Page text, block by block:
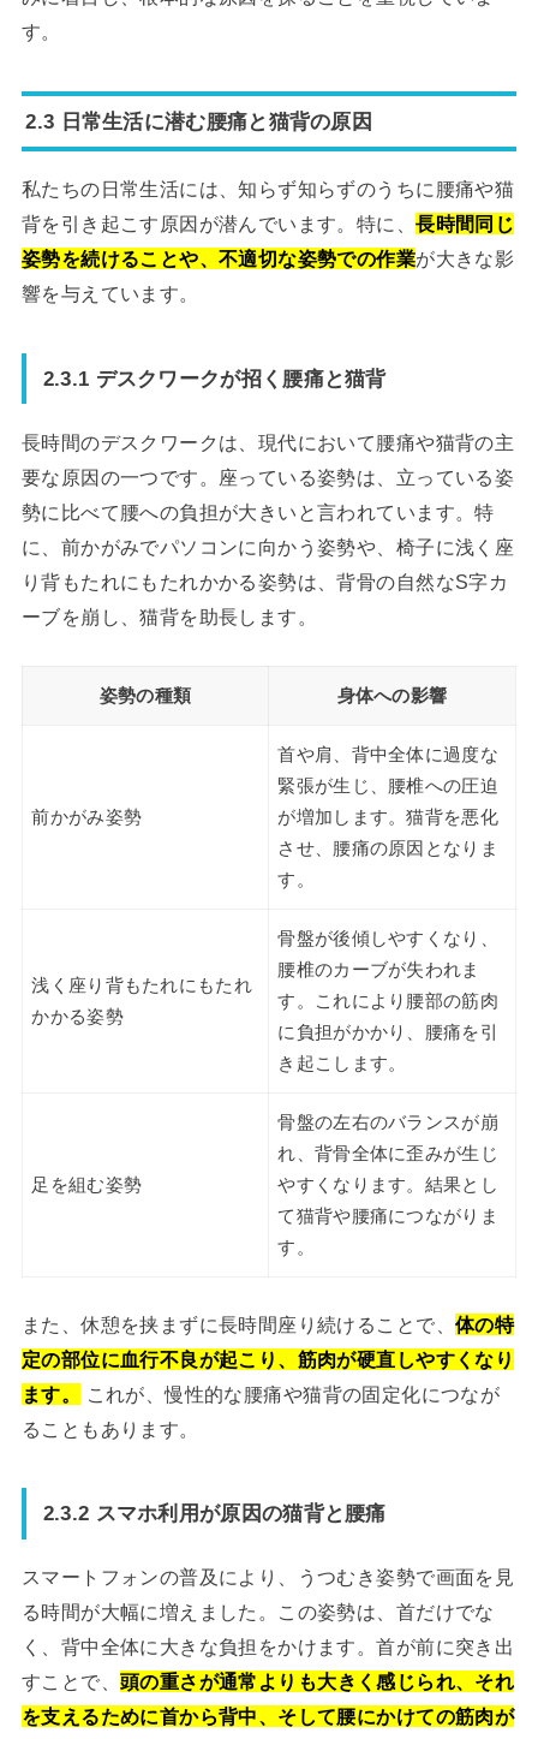
す。
2.3 日常生活に潜む腰痛と猫背の原因
私たちの日常生活には、知らず知らずのうちに腰痛や猫
背を引き起こす原因が潜んでいます。特に、長時間同じ
姿勢を続けることや、不適切な姿勢での作業が大きな影
響を与えています。
2.3.1 デスクワークが招く腰痛と猫背
長時間のデスクワークは、現代において腰痛や猫背の主
要な原因の一つです。座っている姿勢は、立っている姿
勢に比べて腰への負担が大きいと言われています。特
に、前かがみでパソコンに向かう姿勢や、椅子に浅く座
り背もたれにもたれかかる姿勢は、背骨の自然なS字カ
ーブを崩し、猫背を助長します。
姿勢の種類 身体への影響
前かがみ姿勢
首や肩、背中全体に過度な
緊張が生じ、腰椎への圧迫
が増加します。猫背を悪化
させ、腰痛の原因となりま
す。
浅く座り背もたれにもたれ
かかる姿勢
骨盤が後傾しやすくなり、
腰椎のカーブが失われま
す。これにより腰部の筋肉
に負担がかかり、腰痛を引
き起こします。
足を組む姿勢
骨盤の左右のバランスが崩
れ、背骨全体に歪みが生じ
やすくなります。結果とし
て猫背や腰痛につながりま
す。
また、休憩を挟まずに長時間座り続けることで、 体の特
定の部位に血行不良が起こり、筋肉が硬直しやすくなり
ます。
これが、慢性的な腰痛や猫背の固定化につなが
ることもあります。
2.3.2 スマホ利用が原因の猫背と腰痛
スマートフォンの普及により、うつむき姿勢で画面を見
る時間が大幅に増えました。この姿勢は、首だけでな
く、背中全体に大きな負担をかけます。首が前に突き出
すことで、 頭の重さが通常よりも大きく感じられ、それ
を支えるために首から背中、そして腰にかけての筋肉が